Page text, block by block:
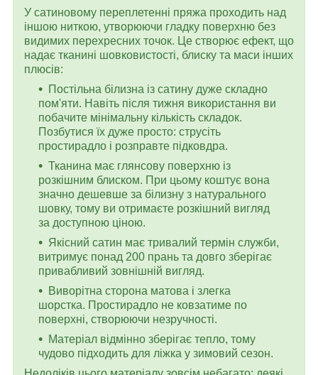
У сатиновому переплетенні пряжа проходить над
іншою ниткою, утворюючи гладку поверхню без
видимих ​​перехресних точок. Це створює ефект, що
надає тканині шовковистості, блиску та маси інших
плюсів:
Постільна білизна із сатину дуже складно
пом'яти. Навіть після тижня використання ви
побачите мінімальну кількість складок.
Позбутися їх дуже просто: струсіть
простирадло і розправте підковдра.
Тканина має глянсову поверхню із
розкішним блиском. При цьому коштує вона
значно дешевше за білизну з натурального
шовку, тому ви отримаєте розкішний вигляд
за доступною ціною.
Якісний сатин має тривалий термін служби,
витримує понад 200 прань та довго зберігає
привабливий зовнішній вигляд.
Виворітна сторона матова і злегка
шорстка. Простирадло не ковзатиме по
поверхні, створюючи незручності.
Матеріал відмінно зберігає тепло, тому
чудово підходить для ліжка у зимовий сезон.